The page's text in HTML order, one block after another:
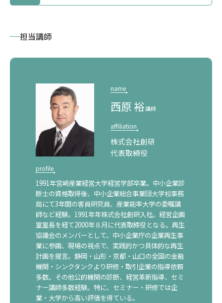
オーダーメイド研修
担当講師
name
西原 裕講師
affiliation
株式会社創研
代表取締役
profile
1991年宮崎産業経営大学経営学部卒業。中小企業診
断士の資格取得後、中小企業総合事業団大学校事務
局にて3年間の客員研究員、産業能率大学の委嘱講
師など経験。1991年年株式会社創研入社。経営企画
室室長を経て2000年８月に代表取締役となる。再生
協議会のメンバーとして、中小企業庁の企業再生事
業に参画、現場の視点で、実践的かつ具体的な再生
計画を提言。静岡・山形・京都・山口の全国の金融
機関・シンクタンクより研修・取引企業の指導依頼
多数。その他公的機関の診断、経営革新指導、セミ
ナー講師多数経験。特に、セミナー・研修では企
業・大学から高い評価を得ている。